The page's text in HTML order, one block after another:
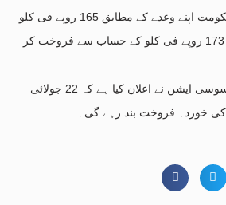
انہوں نے مطالبہ کیا کہ حکومت اپنے وعدے کے مطابق 165 روپے فی کلو
چینی فراہم کرے تاکہ وہ 173 روپے فی کلو کے حساب سے فروخت کر
مرکزی کریانہ مرچنٹ ایسوسی ایشن نے اعلان کیا ہے کہ 22 جولائی
خوردہ فروخت بند رہے گی۔